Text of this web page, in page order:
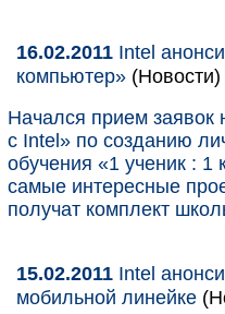
16.02.2011 Intel
компьютер» (Новости)
Начался прием заявок
с Intel» по созданию
обучения «1 ученик :
самые интересные
получат комплект
15.02.2011 Intel
мобильной линейке